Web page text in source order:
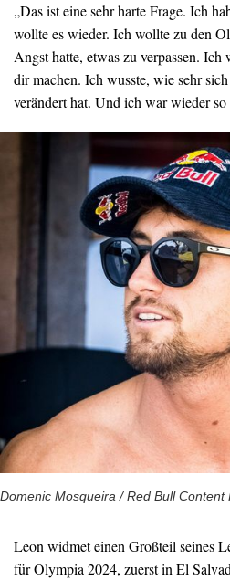
„Das ist eine sehr harte Frage. Ich
wollte es wieder. Ich wollte zu den
Angst hatte, etwas zu verpassen. Ich
dir machen. Ich wusste, wie sehr
verändert hat. Und ich war wieder so
Domenic Mosqueira / Red Bull Content
Leon widmet einen Großteil seines
für Olympia 2024, zuerst in El